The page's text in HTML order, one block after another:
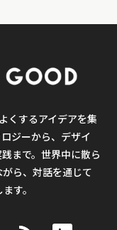
くするアイデアを集
ジーから、デザイ
まで。世界中に散ら
ら、対話を通じて
す。